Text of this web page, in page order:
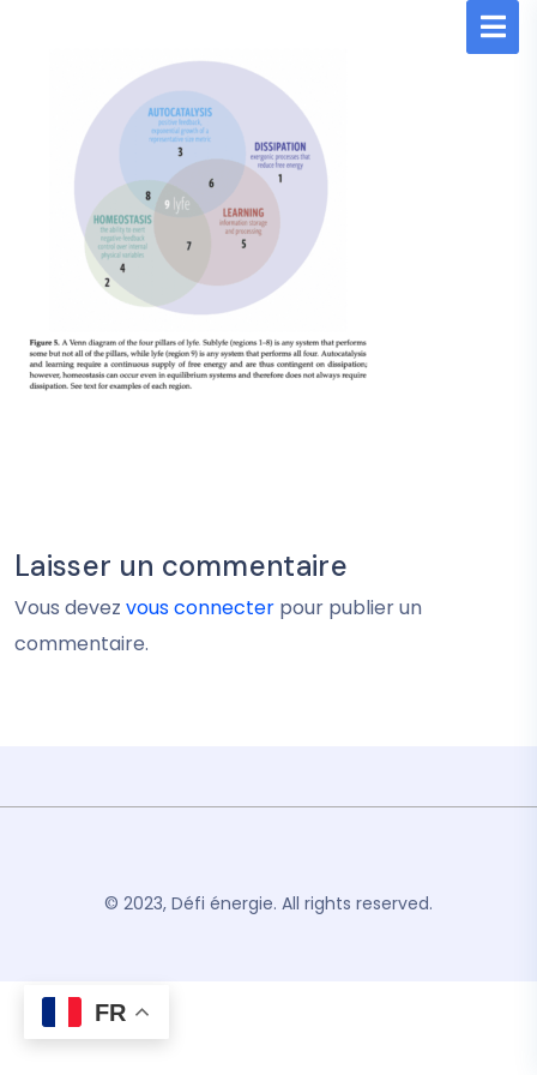
Laisser un commentaire
Vous devez vous connecter pour publier un
commentaire.
© 2023, Défi énergie. All rights reserved.
FR